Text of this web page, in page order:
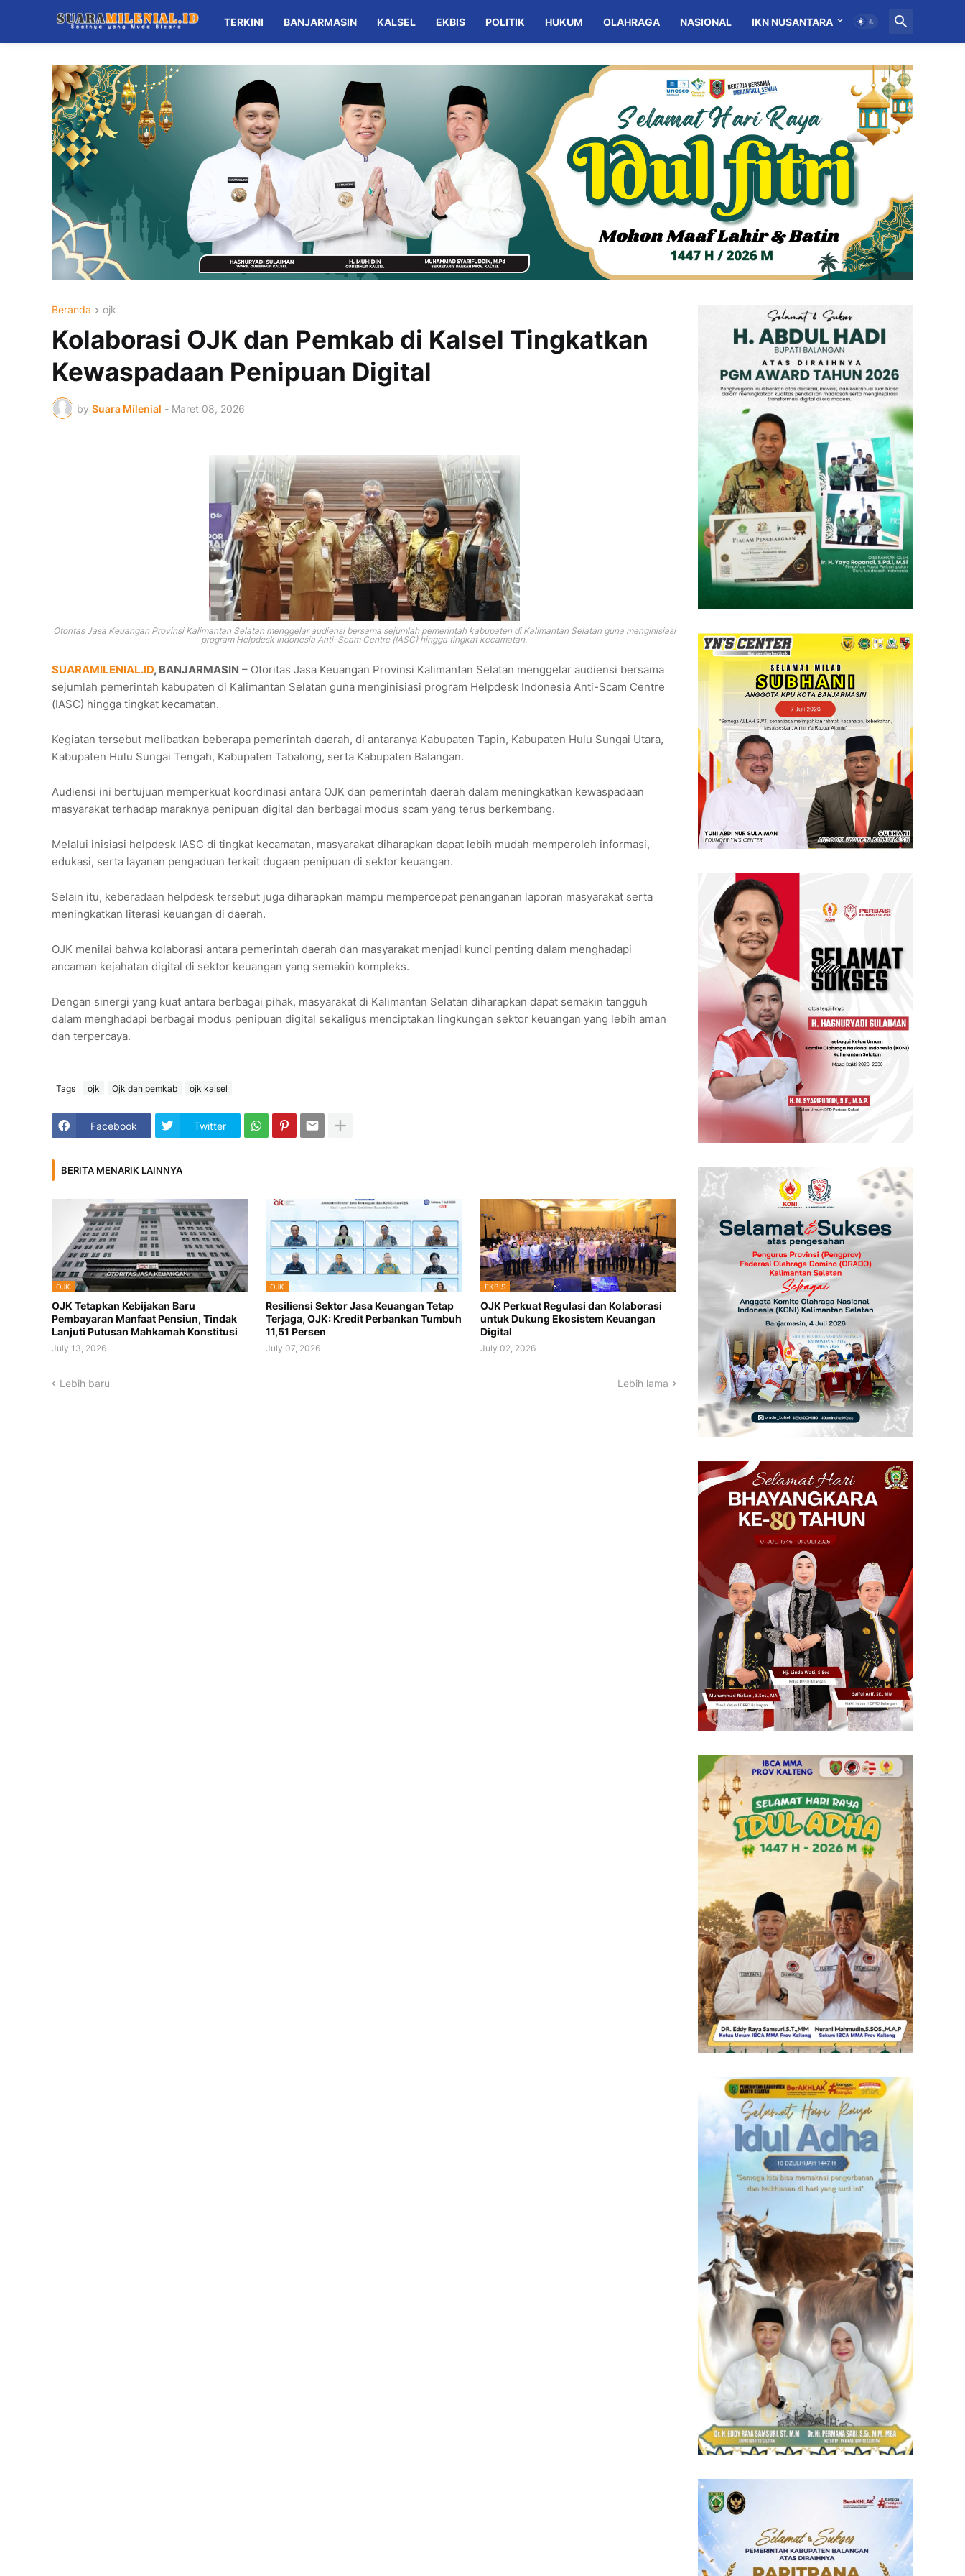
TERKINI BANJARMASIN KALSEL EKBIS POLITIK HUKUM OLAHRAGA NASIONAL IKN NUSANTARA MITRA
Beranda ojk
Kolaborasi OJK dan Pemkab di Kalsel Tingkatkan
Kewaspadaan Penipuan Digital
by Suara Milenial - Maret 08, 2026
Otoritas Jasa Keuangan Provinsi Kalimantan Selatan menggelar audiensi bersama sejumlah pemerintah kabupaten di Kalimantan Selatan guna menginisiasi
program Helpdesk Indonesia Anti-Scam Centre (IASC) hingga tingkat kecamatan.
SUARAMILENIAL.ID, BANJARMASIN – Otoritas Jasa Keuangan Provinsi Kalimantan Selatan menggelar audiensi bersama
sejumlah pemerintah kabupaten di Kalimantan Selatan guna menginisiasi program Helpdesk Indonesia Anti-Scam Centre
(IASC) hingga tingkat kecamatan.
Kegiatan tersebut melibatkan beberapa pemerintah daerah, di antaranya Kabupaten Tapin, Kabupaten Hulu Sungai Utara,
Kabupaten Hulu Sungai Tengah, Kabupaten Tabalong, serta Kabupaten Balangan.
Audiensi ini bertujuan memperkuat koordinasi antara OJK dan pemerintah daerah dalam meningkatkan kewaspadaan
masyarakat terhadap maraknya penipuan digital dan berbagai modus scam yang terus berkembang.
Melalui inisiasi helpdesk IASC di tingkat kecamatan, masyarakat diharapkan dapat lebih mudah memperoleh informasi,
edukasi, serta layanan pengaduan terkait dugaan penipuan di sektor keuangan.
Selain itu, keberadaan helpdesk tersebut juga diharapkan mampu mempercepat penanganan laporan masyarakat serta
meningkatkan literasi keuangan di daerah.
OJK menilai bahwa kolaborasi antara pemerintah daerah dan masyarakat menjadi kunci penting dalam menghadapi
ancaman kejahatan digital di sektor keuangan yang semakin kompleks.
Dengan sinergi yang kuat antara berbagai pihak, masyarakat di Kalimantan Selatan diharapkan dapat semakin tangguh
dalam menghadapi berbagai modus penipuan digital sekaligus menciptakan lingkungan sektor keuangan yang lebih aman
dan terpercaya.
Tags ojk Ojk dan pemkab ojk kalsel
Facebook Twitter
BERITA MENARIK LAINNYA
OJK
OJK Tetapkan Kebijakan Baru
Pembayaran Manfaat Pensiun, Tindak
Lanjuti Putusan Mahkamah Konstitusi
July 13, 2026
OJK
Resiliensi Sektor Jasa Keuangan Tetap
Terjaga, OJK: Kredit Perbankan Tumbuh
11,51 Persen
July 07, 2026
EKBIS
OJK Perkuat Regulasi dan Kolaborasi
untuk Dukung Ekosistem Keuangan
Digital
July 02, 2026
Lebih baru Lebih lama